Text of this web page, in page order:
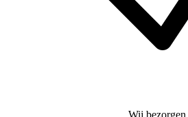
Wij bezorgen